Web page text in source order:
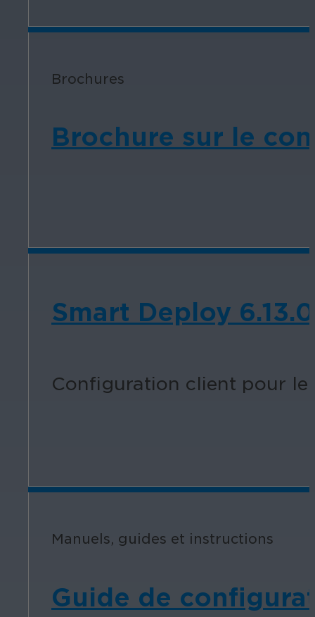
Brochures
Brochure sur le
Smart Deploy
Configuration client pour le
Manuels, guides et instructions
Guide de